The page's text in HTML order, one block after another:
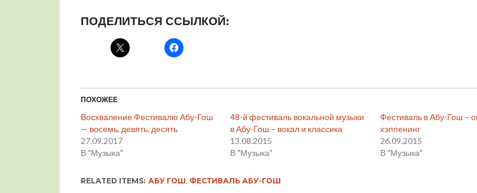
ПОДЕЛИТЬСЯ ССЫЛКОЙ:
ПОХОЖЕЕ
Восхваление Фестивалю Абу-Гош
— восемь, девять, десять
27.09.2017
В "Музыка"
48-й фестиваль вокальной музыки
в Абу-Гош – вокал и классика
13.08.2015
В "Музыка"
Фестиваль в Абу-Гош –
хэппенинг
26.09.2015
В "Музыка"
RELATED ITEMS: АБУ ГОШ, ФЕСТИВАЛЬ АБУ-ГОШ